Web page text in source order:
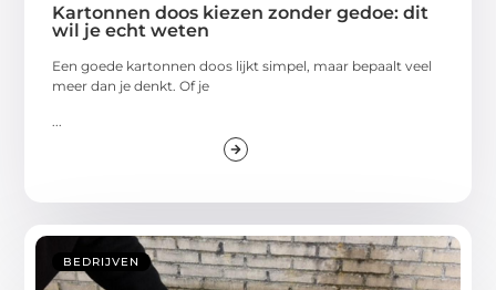
Kartonnen doos kiezen zonder gedoe: dit
wil je echt weten
Een goede kartonnen doos lijkt simpel, maar bepaalt veel
meer dan je denkt. Of je
BEDRIJVEN